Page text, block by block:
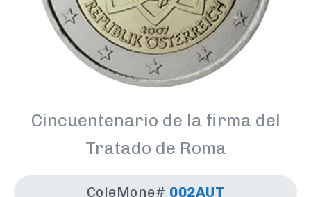
Cincuentenario de la firma del
Tratado de Roma
ColeMone# 002AUT